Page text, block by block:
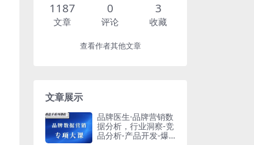
1187
文章
0
评论
3
收藏
查看作者其他文章
文章展示
品牌医生·品牌营销数
据分析，行业洞察-竞
品分析-产品开发-爆